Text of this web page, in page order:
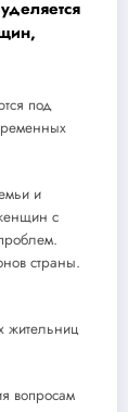
под
и
с
страны.
жительниц
вопросам